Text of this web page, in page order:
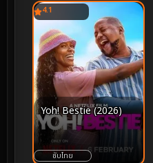
4.1
Yoh! Bestie (2026)
ซับไทย